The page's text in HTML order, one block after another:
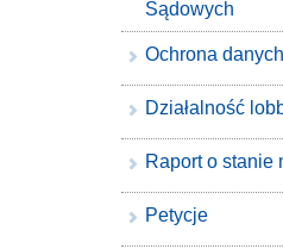
Sądowych
Ochrona
Działalność
Raport o stanie
Petycje